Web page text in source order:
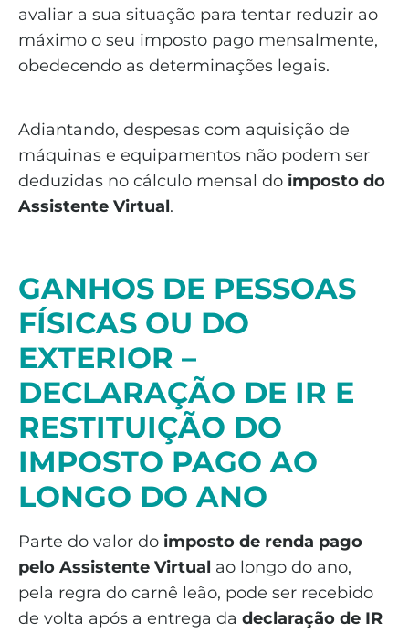
avaliar a sua situação para tentar reduzir ao
máximo o seu imposto pago mensalmente,
obedecendo as determinações legais.
Adiantando, despesas com aquisição de
máquinas e equipamentos não podem ser
deduzidas no cálculo mensal do imposto do
Assistente Virtual.
GANHOS DE PESSOAS
FÍSICAS OU DO
EXTERIOR –
DECLARAÇÃO DE IR E
RESTITUIÇÃO DO
IMPOSTO PAGO AO
LONGO DO ANO
Parte do valor do imposto de renda pago
pelo Assistente Virtual ao longo do ano,
pela regra do carnê leão, pode ser recebido
de volta após a entrega da declaração de IR